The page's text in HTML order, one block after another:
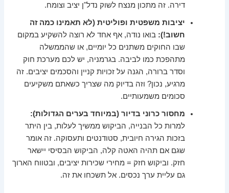
דירה. זה מתכון מנצח לשוק נדל"ן יציב וצומח.
יציבות משפטית ופוליטית (לא תאמינו כמה זה
חשוב!): בואו נודה, אף אחד לא רוצה להשקיע במקום
שבו החוקים משתנים כל יומיים, או שהממשלה
מתהפכת כמו לביבה. בגרמניה, יש לכם מערכת חוק
וסדר ברורה, הגנה על זכויות קניין והסכמים יציבים. זה
מרגיע, נכון? וזה בדיוק מה שצריך כשאתם משקיעים
סכומים משמעותיים.
מחסור כרוני בדיור (במיוחד בערים הגדולות):
למרות כל הבנייה, הביקוש ממשיך לעלות, בין היתר
בזכות הגירה חיובית, סטודנטים ותעסוקה. זה אומר
שגם אם תהיה האטה קלה, הביקוש הבסיסי יישאר
חזק. וביקוש חזק = מחירי שכירות יציבים, ובטווח הארוך
גם עליית ערך נכסים. אל תשכחו את זה.